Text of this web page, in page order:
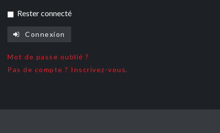
Rester connecté
Connexion
Mot de passe oublié ?
Pas de compte ? Inscrivez-vous.